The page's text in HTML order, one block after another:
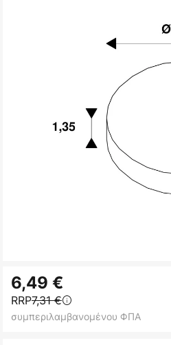
στην
αρχή
της
6,49 €
RRP7,31 €
συμπεριλαμβανομένου ΦΠΑ